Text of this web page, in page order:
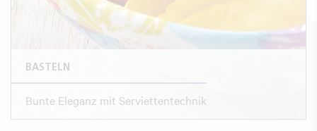
BASTELN
Bunte Eleganz mit Serviettentechnik